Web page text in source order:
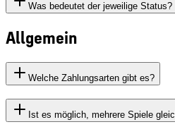
Was bedeutet der jeweilige Status?
Allgemein
Welche Zahlungsarten gibt es?
Ist es möglich, mehrere Spiele